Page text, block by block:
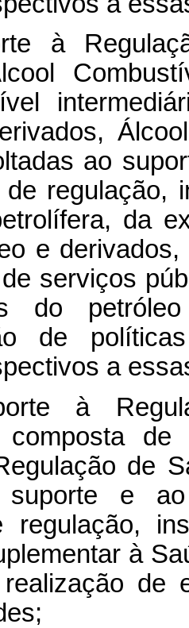
à
ao
regulação,
da
e
serviços
do
de
a
à
composta
de
e
regulação,
à
de